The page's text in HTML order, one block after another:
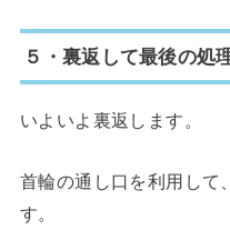
５・裏返して最後の処
いよいよ裏返します。
首輪の通し口を利用して
す。